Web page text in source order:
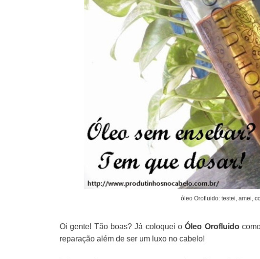
óleo Orofluido: testei, amei,
Oi gente! Tão boas? Já coloquei oÓleo Orofluido
reparação além de ser um luxo no cabelo!